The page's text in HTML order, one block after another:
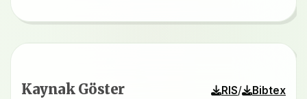
Kaynak Göster RIS/ Bibtex